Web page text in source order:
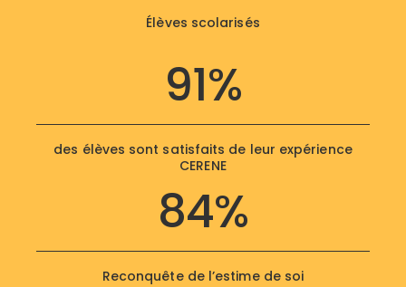
Élèves scolarisés
91%
des élèves sont satisfaits de leur expérience
CERENE
84%
Reconquête de l’estime de soi